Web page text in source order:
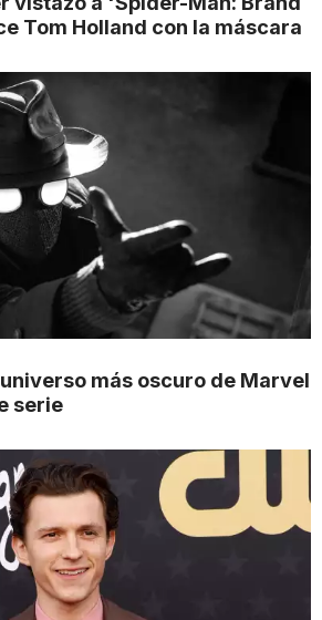
Tom Holland con la máscara
más oscuro de Marvel
serie